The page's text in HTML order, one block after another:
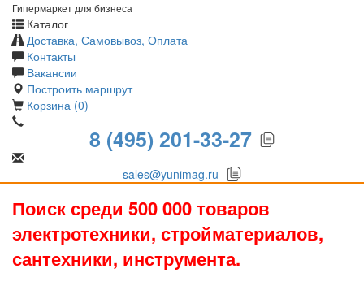
Гипермаркет для бизнеса
Каталог
Доставка, Самовывоз, Оплата
Контакты
Вакансии
Построить маршрут
Корзина (0)
8 (495) 201-33-27
sales@yunimag.ru
Поиск среди 500 000 товаров
электротехники, стройматериалов,
сантехники, инструмента.